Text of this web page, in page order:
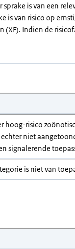
is van een
is van risico op
(XF). Indien de
hoog-risico
niet
signalerende
is niet van